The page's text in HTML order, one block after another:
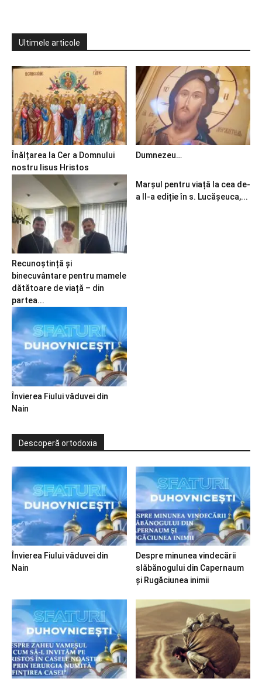
Ultimele articole
Înălțarea la Cer a Domnului
nostru Iisus Hristos
Dumnezeu…
Recunoștință și
binecuvântare pentru mamele
dătătoare de viață – din
partea...
Marșul pentru viață la cea de-
a II-a ediție în s. Lucășeuca,...
Învierea Fiului văduvei din
Nain
Descoperă ortodoxia
Învierea Fiului văduvei din
Nain
Despre minunea vindecării
slăbănogului din Capernaum
și Rugăciunea inimii